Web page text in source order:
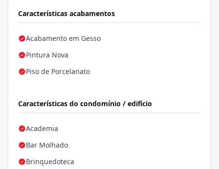
Características acabamentos
Acabamento em Gesso
Pintura Nova
Piso de Porcelanato
Características do condomínio / edifício
Academia
Bar Molhado
Brinquedoteca